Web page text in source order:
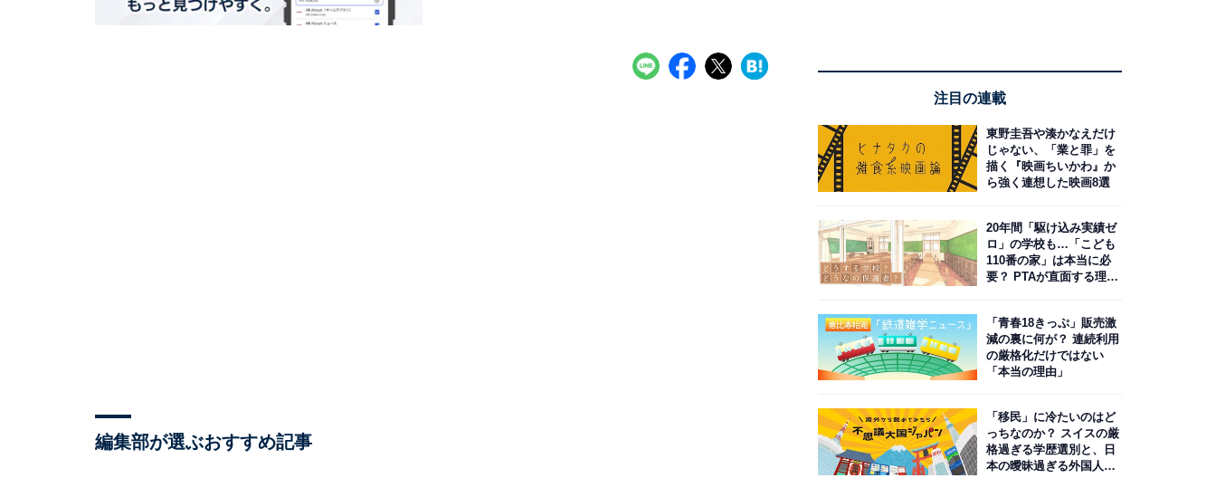
編集部が選ぶおすすめ記事
注目の連載
東野圭吾や湊かなえだけ
じゃない、「業と罪」を
描く『映画ちいかわ』か
ら強く連想した映画8選
20年間「駆け込み実績ゼ
ロ」の学校も…「こども
110番の家」は本当に必
要？ PTAが直面する理想
「青春18きっぷ」販売激
減の裏に何が？ 連続利用
の厳格化だけではない
「本当の理由」
「移民」に冷たいのはど
っちなのか？ スイスの厳
格過ぎる学歴選別と、日
本の曖昧過ぎる外国人政